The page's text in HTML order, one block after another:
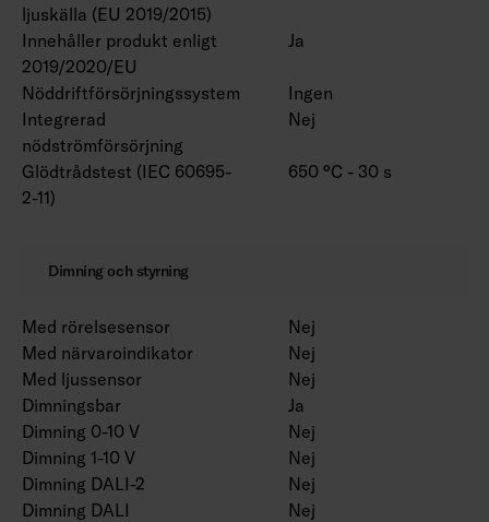
ljuskälla (EU 2019/2015)
Innehåller produkt enligt
2019/2020/EU
Ja
Nöddriftförsörjningssystem
Ingen
Integrerad
nödströmförsörjning
Nej
Glödtrådstest (IEC 60695-
2-11)
650 °C - 30 s
Dimning och styrning
Med rörelsesensor
Nej
Med närvaroindikator
Nej
Med ljussensor
Nej
Dimningsbar
Ja
Dimning 0-10 V
Nej
Dimning 1-10 V
Nej
Dimning DALI-2
Nej
Dimning DALI
Nej